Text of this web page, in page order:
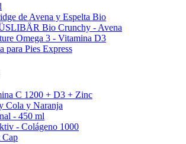
de Avena y Espelta Bio
Bio Crunchy - Avena
Omega 3 - Vitamina D3
para Pies Express
C 1200 + D3 + Zinc
Cola y Naranja
- 450 ml
- Colágeno 1000
Cap